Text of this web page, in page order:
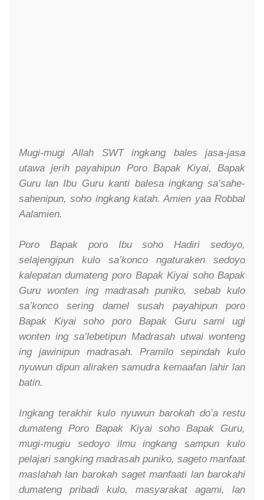
Mugi-mugi Allah SWT ingkang bales jasa-jasa
utawa jerih payahipun Poro Bapak Kiyai, Bapak
Guru lan Ibu Guru kanti balesa ingkang sa’sahe-
sahenipun, soho ingkang katah. Amien yaa Robbal
Aalamien.
Poro Bapak poro Ibu soho Hadiri sedoyo,
selajengipun kulo sa’konco ngaturaken sedoyo
kalepatan dumateng poro Bapak Kiyai soho Bapak
Guru wonten ing madrasah puniko, sebab kulo
sa’konco sering damel susah payahipun poro
Bapak Kiyai soho poro Bapak Guru sami ugi
wonten ing sa’lebetipun Madrasah utwai wonteng
ing jawinipun madrasah. Pramilo sepindah kulo
nyuwun dipun aliraken samudra kemaafan lahir lan
batin.
Ingkang terakhir kulo nyuwun barokah do’a restu
dumateng Poro Bapak Kiyai soho Bapak Guru,
mugi-mugiu sedoyo ilmu ingkang sampun kulo
pelajari sangking madrasah puniko, sageto manfaat
maslahah lan barokah saget manfaati lan barokahi
dumateng pribadi kulo, masyarakat agami, lan